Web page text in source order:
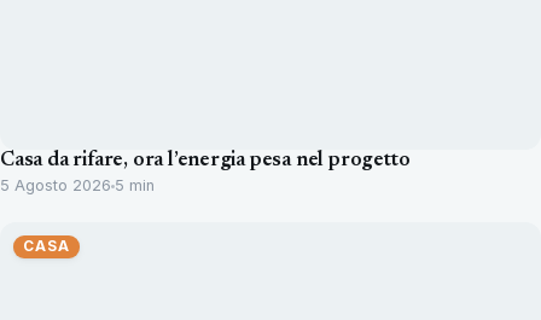
Casa da rifare, ora l’energia pesa nel progetto
5 Agosto 2026 5 min
CASA